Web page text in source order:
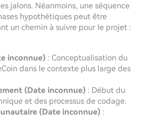
jalons. Néanmoins, une séquence
hypothétiques peut être
un chemin à suivre pour le projet :
inconnue) : Conceptualisation du
dans le contexte plus large des
(Date inconnue) : Début du
et des processus de codage.
(Date inconnue) :